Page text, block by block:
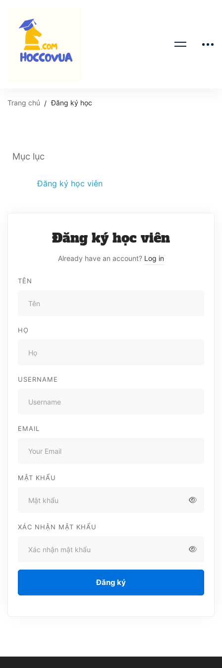
Trang chủ Đăng ký học
Mục lục
Đăng ký học viên
Đăng ký học viên
Already have an account? Log in
TÊN
HỌ
USERNAME
EMAIL
MẬT KHẨU
XÁC NHẬN MẬT KHẨU
Đăng ký